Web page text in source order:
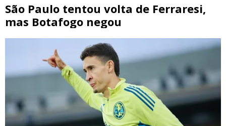
São Paulo tentou volta de Ferraresi,
mas Botafogo negou